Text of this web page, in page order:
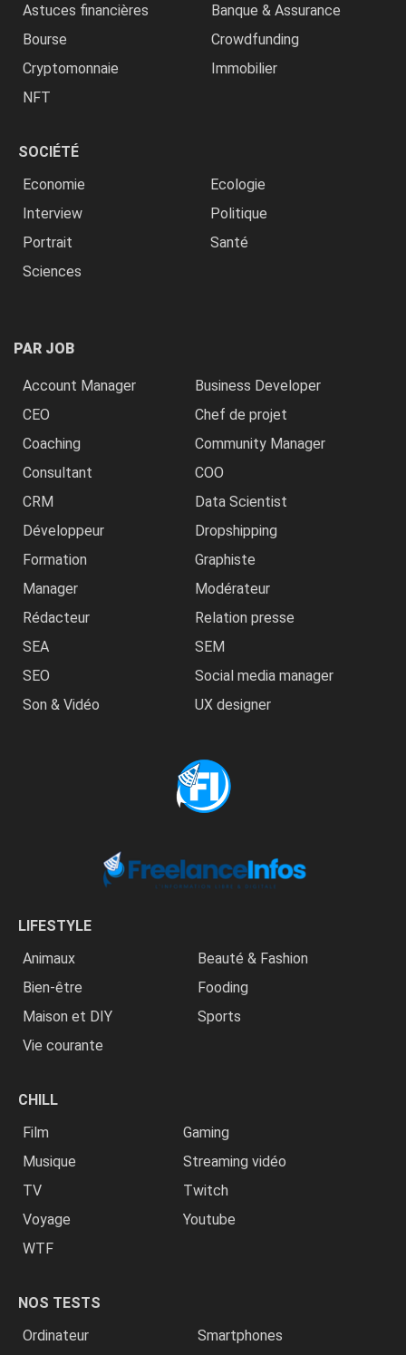
Astuces financières
Banque & Assurance
Bourse
Crowdfunding
Cryptomonnaie
Immobilier
NFT
SOCIÉTÉ
Economie
Ecologie
Interview
Politique
Portrait
Santé
Sciences
PAR JOB
Account Manager
Business Developer
CEO
Chef de projet
Coaching
Community Manager
Consultant
COO
CRM
Data Scientist
Développeur
Dropshipping
Formation
Graphiste
Manager
Modérateur
Rédacteur
Relation presse
SEA
SEM
SEO
Social media manager
Son & Vidéo
UX designer
LIFESTYLE
Animaux
Beauté & Fashion
Bien-être
Fooding
Maison et DIY
Sports
Vie courante
CHILL
Film
Gaming
Musique
Streaming vidéo
TV
Twitch
Voyage
Youtube
WTF
NOS TESTS
Ordinateur
Smartphones